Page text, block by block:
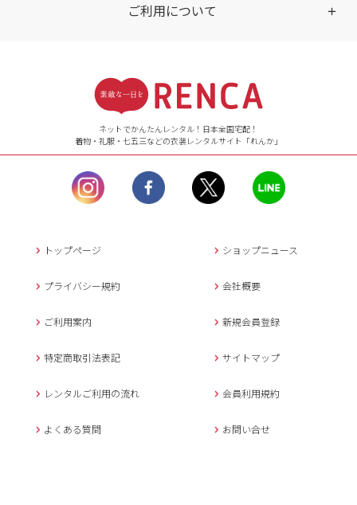
ご利用について
【ご注文（インターネット）】
24時間年中無休
【お問い合わせ窓口（メー
ル）】10:00~17:00
土曜日、日曜日、臨
時休業日を除く。
営業時間外にいただ
返信させていただきま
年末年始、大型連休
メールでのお問い合わせ
ネットでかんたんレンタル！日本全国宅配！
着物・礼服・七五三などの衣装レンタルサイト「れんか」
トップページ ショップニュース
プライバシー規約 会社概要
ご利用案内 新規会員登録
特定商取引法表記 サイトマップ
レンタルご利用の流れ 会員利用規約
よくある質問 お問い合せ